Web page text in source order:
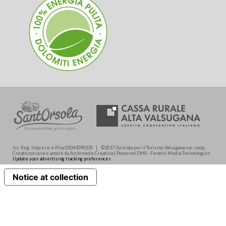
Isc. Reg. Imprese e P.Iva 02043090220 | ©2017 Azienda per il Turismo Valsugana soc. coop.
Creato con cura e amore da Archimede.Creativa | Powered DMS - Feratel Media Technologies
Update your advertising tracking preferences
Notice at collection